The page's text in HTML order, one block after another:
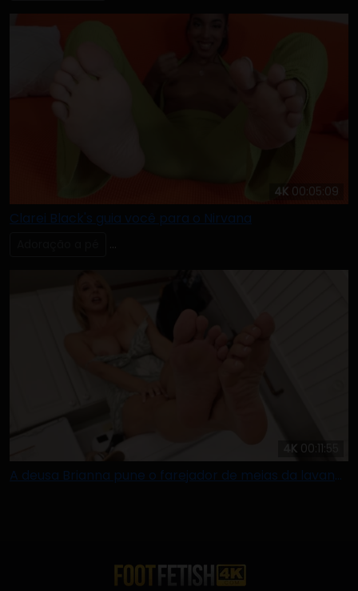
4K 00:05:09
Clarei Black's guia você para o Nirvana
4K 00:11:55
A deusa Brianna pune o farejador de meias da lavanderia